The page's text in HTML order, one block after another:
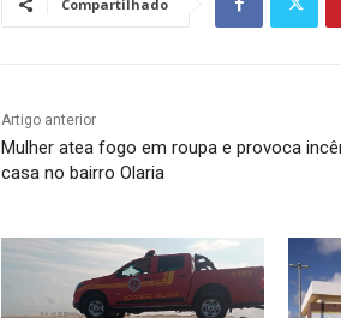
Compartilhado
Artigo anterior
Mulher atea fogo em roupa e provoca
casa no bairro Olaria